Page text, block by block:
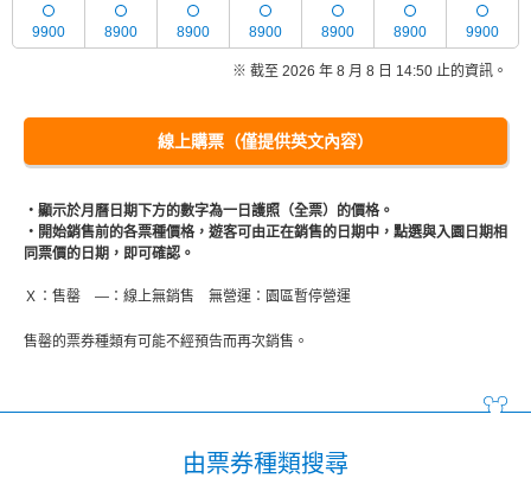
9900 8900 8900 8900 8900 8900 9900
※ 截至 2026 年 8 月 8 日 14:50 止的資訊。
線上購票（僅提供英文內容）
・顯示於月曆日期下方的數字為一日護照（全票）的價格。
・開始銷售前的各票種價格，遊客可由正在銷售的日期中，點選與入園日期相
同票價的日期，即可確認。
Ｘ：售罄 ―：線上無銷售 無營運：園區暫停營運
售罄的票券種類有可能不經預告而再次銷售。
由票券種類搜尋